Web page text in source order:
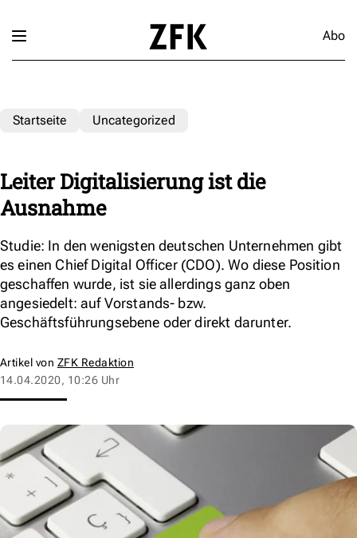
Abo
Startseite Uncategorized
Leiter Digitalisierung ist die
Ausnahme
Studie: In den wenigsten deutschen Unternehmen gibt
es einen Chief Digital Officer (CDO). Wo diese Position
geschaffen wurde, ist sie allerdings ganz oben
angesiedelt: auf Vorstands- bzw.
Geschäftsführungsebene oder direkt darunter.
Artikel von ZFK Redaktion
14.04.2020, 10:26 Uhr